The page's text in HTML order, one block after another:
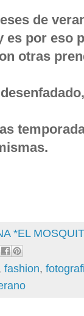
de
es por eso
otras
*EL
fashion,